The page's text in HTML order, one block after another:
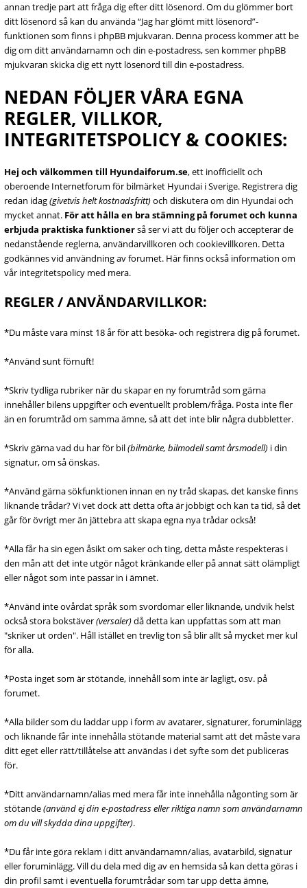
annan tredje part att fråga dig efter ditt lösenord. Om du glömmer bort
ditt lösenord så kan du använda “Jag har glömt mitt lösenord”-
funktionen som finns i phpBB mjukvaran. Denna process kommer att be
dig om ditt användarnamn och din e-postadress, sen kommer phpBB
mjukvaran skicka dig ett nytt lösenord till din e-postadress.
NEDAN FÖLJER VÅRA EGNA
REGLER, VILLKOR,
INTEGRITETSPOLICY & COOKIES:
Hej och välkommen till Hyundaiforum.se, ett inofficiellt och
oberoende Internetforum för bilmärket Hyundai i Sverige. Registrera dig
redan idag(givetvis helt kostnadsfritt)och diskutera om din Hyundai och
mycket annat. För att hålla en bra stämning på forumet och kunna
erbjuda praktiska funktionerså ser vi att du följer och accepterar de
nedanstående reglerna, användarvillkoren och cookievillkoren. Detta
godkännes vid användning av forumet. Här finns också information om
vår integritetspolicy med mera.
REGLER / ANVÄNDARVILLKOR:
*Du måste vara minst 18 år för att besöka- och registrera dig på forumet.
*Använd sunt förnuft!
*Skriv tydliga rubriker när du skapar en ny forumtråd som gärna
innehåller bilens uppgifter och eventuellt problem/fråga. Posta inte fler
än en forumtråd om samma ämne, så att det inte blir några dubbletter.
*Skriv gärna vad du har för bil(bilmärke, bilmodell samt årsmodell) i din
signatur, om så önskas.
*Använd gärna sökfunktionen innan en ny tråd skapas, det kanske finns
liknande trådar? Vi vet dock att detta ofta är jobbigt och kan ta tid, så det
går för övrigt mer än jättebra att skapa egna nya trådar också!
*Alla får ha sin egen åsikt om saker och ting, detta måste respekteras i
den mån att det inte utgör något kränkande eller på annat sätt olämpligt
eller något som inte passar in i ämnet.
*Använd inte ovårdat språk som svordomar eller liknande, undvik helst
också stora bokstäver(versaler)då detta kan uppfattas som att man
"skriker ut orden". Håll istället en trevlig ton så blir allt så mycket mer kul
för alla.
*Posta inget som är stötande, innehåll som inte är lagligt, osv. på
forumet.
*Alla bilder som du laddar upp i form av avatarer, signaturer, foruminlägg
och liknande får inte innehålla stötande material samt att det måste vara
ditt eget eller rätt/tillåtelse att användas i det syfte som det publiceras
för.
*Ditt användarnamn/alias med mera får inte innehålla någonting som är
stötande(använd ej din e-postadress eller riktiga namn som användarnamn
om du vill skydda dina uppgifter).
*Du får inte göra reklam i ditt användarnamn/alias, avatarbild, signatur
eller foruminlägg. Vill du dela med dig av en hemsida så kan detta göras i
din profil samt i eventuella forumtrådar som tar upp detta ämne,